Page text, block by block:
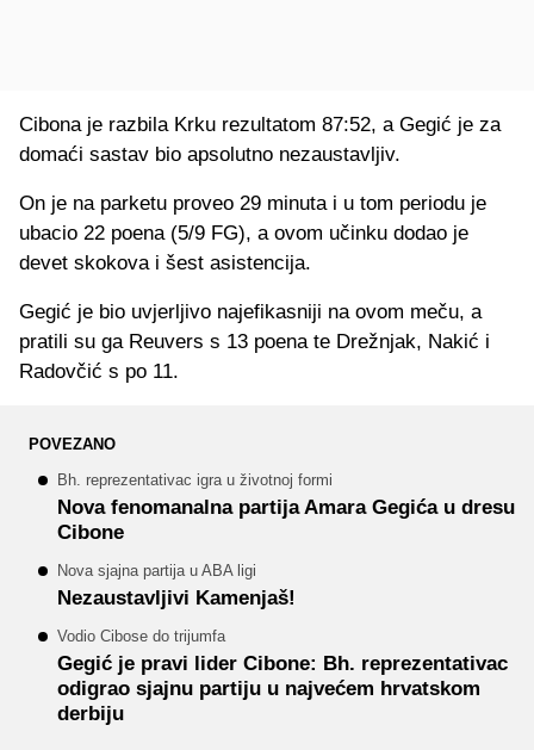
Cibona je razbila Krku rezultatom 87:52, a Gegić je za
domaći sastav bio apsolutno nezaustavljiv.
On je na parketu proveo 29 minuta i u tom periodu je
ubacio 22 poena (5/9 FG), a ovom učinku dodao je
devet skokova i šest asistencija.
Gegić je bio uvjerljivo najefikasniji na ovom meču, a
pratili su ga Reuvers s 13 poena te Drežnjak, Nakić i
Radovčić s po 11.
POVEZANO
Bh. reprezentativac igra u životnoj formi
Nova fenomanalna partija Amara Gegića u dresu
Cibone
Nova sjajna partija u ABA ligi
Nezaustavljivi Kamenjaš!
Vodio Cibose do trijumfa
Gegić je pravi lider Cibone: Bh. reprezentativac
odigrao sjajnu partiju u najvećem hrvatskom
derbiju